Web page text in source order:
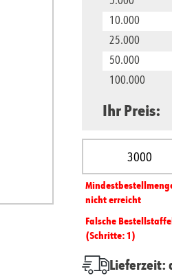
10.000
25.000
50.000
100.000
Ihr Preis:
Produkt
nicht erreicht
Falsche
(Schritte: 1)
Lieferzeit: